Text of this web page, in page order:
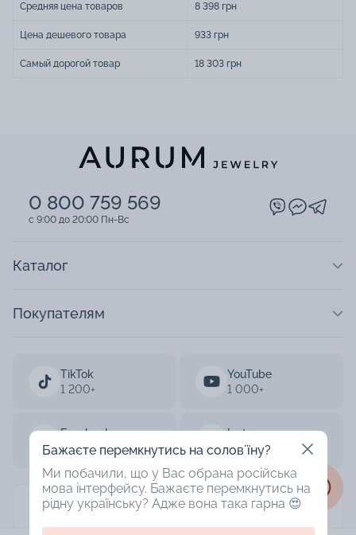
Средняя цена товаров 8 398 грн
Цена дешевого товара 933 грн
Самый дорогой товар 18 303 грн
0 800 759 569
c 9:00 до 20:00 Пн-Вс
TikTok
1 200+
YouTube
1 000+
Facebook
33 000+
Instagram
50 000+
Каталог
Покупателям
AURUM 2003-2026
Бажаєте перемкнутись на соловʼїну?
Ми побачили, що у Вас обрана російська
мова інтерфейсу. Бажаєте перемкнутись на
рідну українську? Адже вона така гарна 😍